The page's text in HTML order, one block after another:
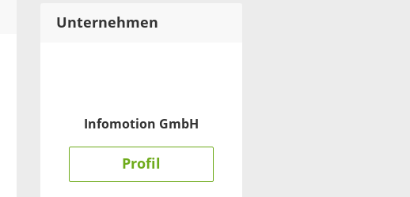
Unternehmen
Infomotion GmbH
Profil